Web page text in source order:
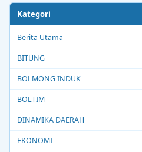
Kategori
Berita Utama
BITUNG
BOLMONG INDUK
BOLTIM
DINAMIKA DAERAH
EKONOMI